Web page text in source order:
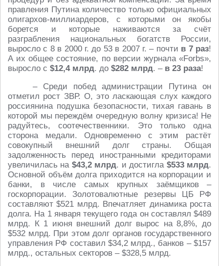
правления Путина количество только официальных
олигархов-миллиардеров, с которыми он якобы
борется и которые наживаются за счёт
разграбления национальных богатств России,
выросло с 8 в 2000 г. до 53 в 2007 г. – почти в 7 раз!
А их общее состояние, по версии журнала «Forbs»,
выросло с $12,4 млрд. до $282 млрд. – в 23 раза!
– Среди побед администрации Путина он
отметил рост ЗВР. О, это ласкающая слух каждого
россиянина подушка безопасности, тихая гавань в
которой мы переждём очередную волну кризиса! Не
радуйтесь, соотечественники. Это только одна
сторона медали. Одновременно с этим растёт
совокупный внешний долг страны. Общая
задолженность перед иностранными кредиторами
увеличилась на $43,2 млрд. и достигла $533 млрд.
Основной объём долга приходится на корпорации и
банки, в числе самых крупных заёмщиков –
госкорпорации. Золотовалютные резервы ЦБ РФ
составляют $521 млрд. Впечатляет динамика роста
долга. На 1 января текущего года он составлял $489
млрд. К 1 июня внешний долг вырос на 8,8%, до
$532 млрд. При этом долг органов государственного
управления РФ составил $34,2 млрд., банков – $157
млрд., остальных секторов – $328,5 млрд.